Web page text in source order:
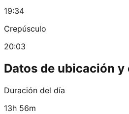
19:34
Crepúsculo
20:03
Datos de ubicación y
Duración del día
13h 56m